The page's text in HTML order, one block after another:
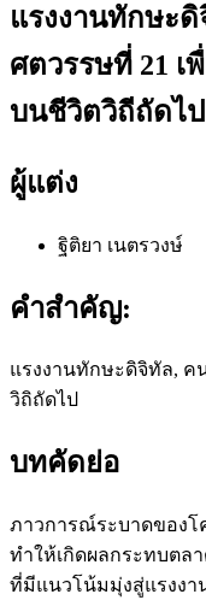
แรงงานทักษะ
ศตวรรษที่ 21 เ
บนชีวิตวิถีถัดไป
ผู้แต่ง
ฐิติยา เนตรวงษ์
คำสำคัญ:
แรงงานทักษะดิจิทัล, ค
วิถิถัดไป
บทคัดย่อ
ภาวการณ์ระบาดของโ
ทำให้เกิดผลกระทบตล
ที่มีแนวโน้มมุ่งสู่แรงงา